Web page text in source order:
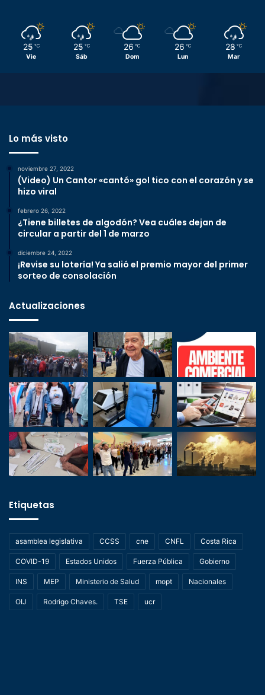
25 ℃
Vie
25 ℃
Sáb
26 ℃
Dom
26 ℃
Lun
28 ℃
Mar
Lo más visto
noviembre 27, 2022
(Video) Un Cantor «cantó» gol tico con el corazón y se
hizo viral
febrero 26, 2022
¿Tiene billetes de algodón? Vea cuáles dejan de
circular a partir del 1 de marzo
diciembre 24, 2022
¡Revise su lotería! Ya salió el premio mayor del primer
sorteo de consolación
Actualizaciones
Etiquetas
asamblea legislativa CCSS cne CNFL Costa Rica
COVID-19 Estados Unidos Fuerza Pública Gobierno
INS MEP Ministerio de Salud mopt Nacionales
OIJ Rodrigo Chaves. TSE ucr